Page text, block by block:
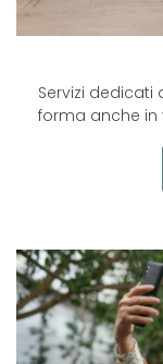
Servizi
forma anche in